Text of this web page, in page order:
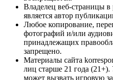
Владелец веб-страницы в
является автор
Любое копирование,
фотографий и/или
принадлежащих
запрещено.
Материалы сайта
лиц старше 21 года (21+).
может вызвать игровую